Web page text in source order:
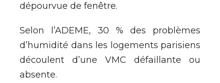
dépourvue de fenêtre.
Selon l’ADEME, 30 % des problèmes
d’humidité dans les logements parisiens
découlent d’une VMC défaillante ou
absente.